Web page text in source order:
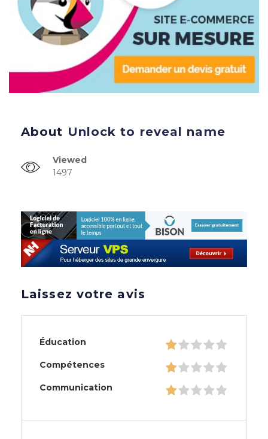
About Unlock to reveal name
Viewed
1497
Laissez votre avis
Éducation
Compétences
Communication